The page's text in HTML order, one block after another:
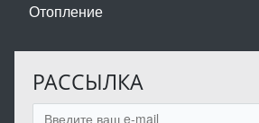
Отопление
РАССЫЛКА